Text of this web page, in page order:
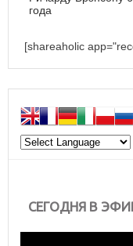
года
[shareaholic
СЕГОДНЯ В